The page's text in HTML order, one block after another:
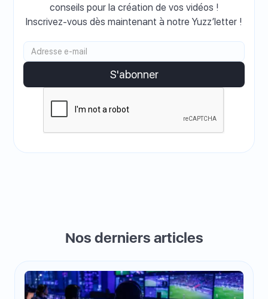
conseils pour la création de vos vidéos !
Inscrivez-vous dès maintenant à notre Yuzz’letter !
Nos derniers articles